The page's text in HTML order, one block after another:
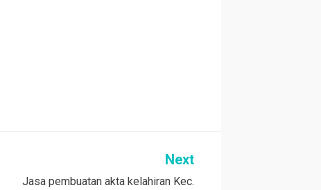
Next
Jasa pembuatan akta kelahiran Kec.